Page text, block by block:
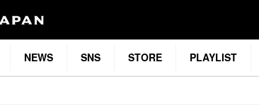
NEWS SNS STORE PLAYLIST